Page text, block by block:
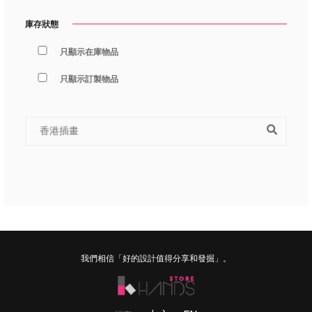
庫存狀態
只顯示在庫物品
只顯示訂製物品
我們相信「好的設計值得分享和發掘」。